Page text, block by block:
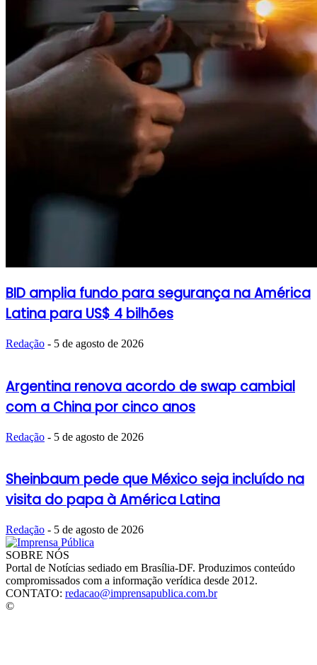
BID amplia fundo para segurança na América
Latina para US$ 4 bilhões
Redação - 5 de agosto de 2026
Argentina renova acordo de swap cambial
com a China por cinco anos
Redação - 5 de agosto de 2026
Sheinbaum pede que México seja incluído na
visita do papa à América Latina
Redação - 5 de agosto de 2026
SOBRE NÓS
Portal de Notícias sediado em Brasília-DF. Produzimos conteúdo
compromissados com a informação verídica desde 2012.
CONTATO: redacao@imprensapublica.com.br
©